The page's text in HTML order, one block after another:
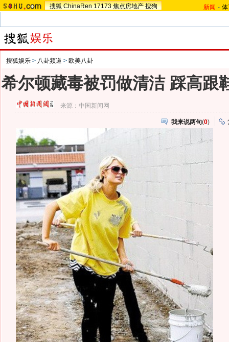
搜狐 ChinaRen 17173 焦点房地产 搜狗 新闻 -
搜狐娱乐 > 八卦频道 > 欧美八卦
希尔顿藏毒被罚做清洁 踩高跟
来源： 中国新闻网
我来说两句(0)